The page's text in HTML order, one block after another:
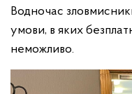
Водночас
умови, в яких
неможливо.